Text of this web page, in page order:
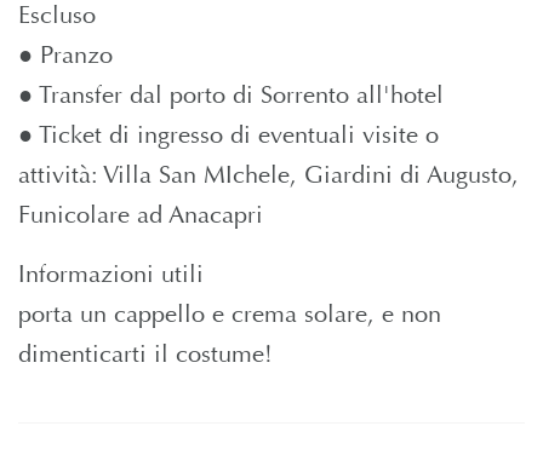
Escluso
● Pranzo
● Transfer dal porto di Sorrento all'hotel
● Ticket di ingresso di eventuali visite o
attività: Villa San MIchele, Giardini di Augusto,
Funicolare ad Anacapri
Informazioni utili
porta un cappello e crema solare, e non
dimenticarti il costume!